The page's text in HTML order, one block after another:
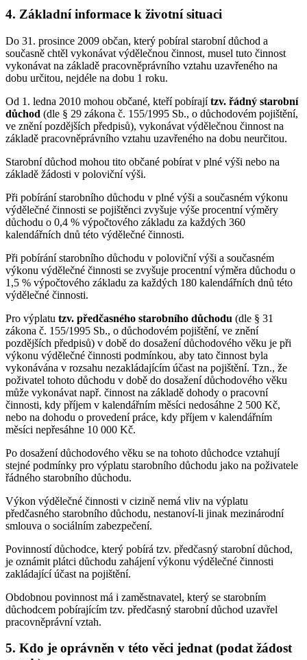
4. Základní informace k životní situaci
Do 31. prosince 2009 občan, který pobíral starobní důchod a
současně chtěl vykonávat výdělečnou činnost, musel tuto činnost
vykonávat na základě pracovněprávního vztahu uzavřeného na
dobu určitou, nejdéle na dobu 1 roku.
Od 1. ledna 2010 mohou občané, kteří pobírajítzv. řádný starobní
důchod (dle § 29 zákona č. 155/1995 Sb., o důchodovém pojištění,
ve znění pozdějších předpisů), vykonávat výdělečnou činnost na
základě pracovněprávního vztahu uzavřeného na dobu neurčitou.
Starobní důchod mohou tito občané pobírat v plné výši nebo na
základě žádosti v poloviční výši.
Při pobírání starobního důchodu v plné výši a současném výkonu
výdělečné činnosti se pojištěnci zvyšuje výše procentní výměry
důchodu o 0,4 % výpočtového základu za každých 360
kalendářních dnů této výdělečné činnosti.
Při pobírání starobního důchodu v poloviční výši a současném
výkonu výdělečné činnosti se zvyšuje procentní výměra důchodu o
1,5 % výpočtového základu za každých 180 kalendářních dnů této
výdělečné činnosti.
Pro výplatu tzv. předčasného starobního důchodu (dle § 31
zákona č. 155/1995 Sb., o důchodovém pojištění, ve znění
pozdějších předpisů) v době do dosažení důchodového věku je při
výkonu výdělečné činnosti podmínkou, aby tato činnost byla
vykonávána v rozsahu nezakládajícím účast na pojištění. Tzn., že
poživatel tohoto důchodu v době do dosažení důchodového věku
může vykonávat např. činnost na základě dohody o pracovní
činnosti, kdy příjem v kalendářním měsíci nedosáhne 2 500 Kč,
nebo na dohodu o provedení práce, kdy příjem v kalendářním
měsíci nepřesáhne 10 000 Kč.
Po dosažení důchodového věku se na tohoto důchodce vztahují
stejné podmínky pro výplatu starobního důchodu jako na poživatele
řádného starobního důchodu.
Výkon výdělečné činnosti v cizině nemá vliv na výplatu
předčasného starobního důchodu, nestanoví-li jinak mezinárodní
smlouva o sociálním zabezpečení.
Povinností důchodce, který pobírá tzv. předčasný starobní důchod,
je oznámit plátci důchodu zahájení výkonu výdělečné činnosti
zakládající účast na pojištění.
Obdobnou povinnost má i zaměstnavatel, který se starobním
důchodcem pobírajícím tzv. předčasný starobní důchod uzavřel
pracovněprávní vztah.
5. Kdo je oprávněn v této věci jednat (podat žádost